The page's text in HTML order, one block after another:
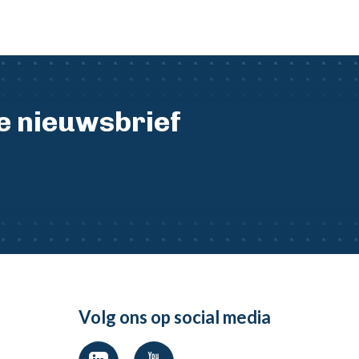
nieuwsbrief
Volg ons op social media